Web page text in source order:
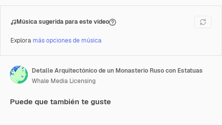
Música sugerida para este vídeo
Explora más opciones de música
Detalle Arquitectónico de un Monasterio Ruso con Estatuas
Whale Media Licensing
Puede que también te guste